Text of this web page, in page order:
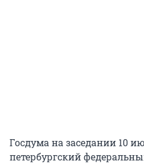
Госдума на заседании 10
петербургский